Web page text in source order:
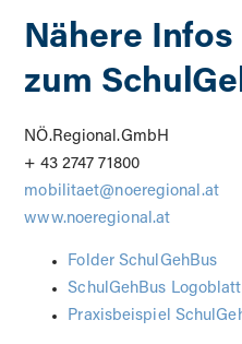
Nähere
zum
NÖ.Regional.GmbH
+ 43 2747 71800
mobilitaet@noeregional.at
www.noeregional.at
Folder SchulGehBus
SchulGehBus Logoblatt
Praxisbeispiel